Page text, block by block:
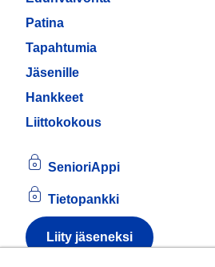
Patina
Tapahtumia
Jäsenille
Hankkeet
Liittokokous
SenioriAppi
Tietopankki
Liity jäseneksi